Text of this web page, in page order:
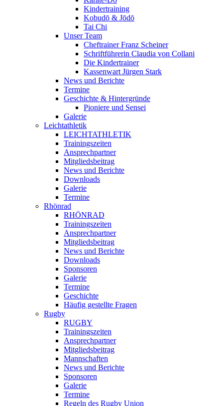
Kindertraining
Kobudō & Jōdō
Tai Chi
Unser Team
Cheftrainer Franz Scheiner
Schriftführerin Claudia von Collani
Die Kindertrainer
Kassenwart Jürgen Stark
News und Berichte
Termine
Geschichte & Hintergründe
Pioniere und Sensei
Galerie
Leichtathletik
LEICHTATHLETIK
Trainingszeiten
Ansprechpartner
Mitgliedsbeitrag
News und Berichte
Downloads
Galerie
Termine
Rhönrad
RHÖNRAD
Trainingszeiten
Ansprechpartner
Mitgliedsbeitrag
News und Berichte
Downloads
Sponsoren
Galerie
Termine
Geschichte
Häufig gestellte Fragen
Rugby
RUGBY
Trainingszeiten
Ansprechpartner
Mitgliedsbeitrag
Mannschaften
News und Berichte
Sponsoren
Galerie
Termine
Regeln des Rugby Union